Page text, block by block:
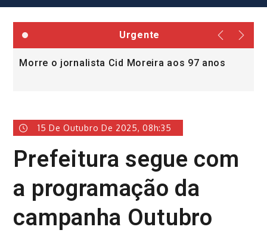
Urgente
Morre o jornalista Cid Moreira aos 97 anos
15 De Outubro De 2025, 08h:35
Prefeitura segue com
a programação da
campanha Outubro